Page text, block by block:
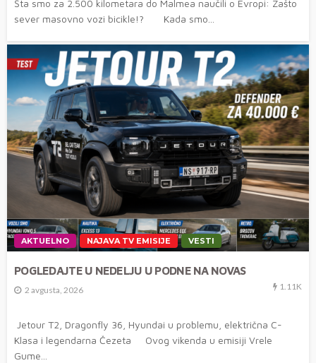
Šta smo za 2.500 kilometara do Malmea naučili o Evropi: Zašto
sever masovno vozi bicikle!? Kada smo...
AKTUELNO NAJAVA TV EMISIJE VESTI
POGLEDAJTE U NEDELJU U PODNE NA NOVAS
2 avgusta, 2026 1.11K
Jetour T2, Dragonfly 36, Hyundai u problemu, električna C-
Klasa i legendarna Čezeta Ovog vikenda u emisiji Vrele
Gume...